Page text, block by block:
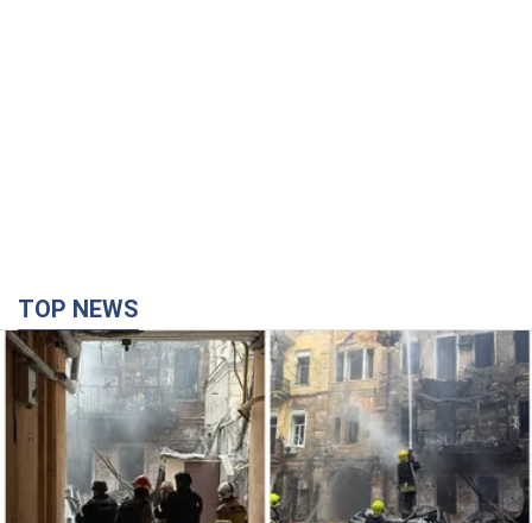
Армія Росії здійснила масовану атаку на Одесу:
горіла історична частина міста, є постраждалі.
Фото та відео
Для терору ворог застосував ракети та дрони
годину тому 25,0 т.
Нардепи взяли гроші з бюджету на оренду